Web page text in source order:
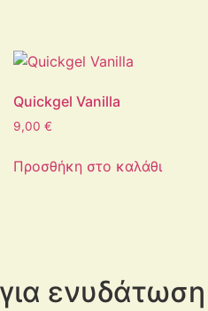
Quickgel Vanilla
9,00€
Προσθήκη στο καλάθι
ενυδάτωση